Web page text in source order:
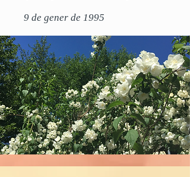
9 de gener de 1995